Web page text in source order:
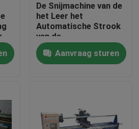
De Snijmachine van de
het Leer het
Automatische Strook
van de
kledingstukfabriek
Elektrische
Verwarmen
Aanvraag sturen